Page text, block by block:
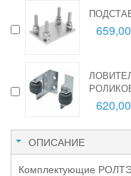
ОПИСАНИЕ
Комплектующие